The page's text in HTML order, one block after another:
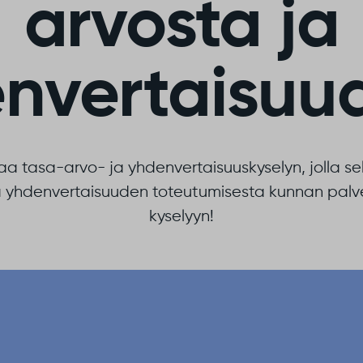
arvosta ja
tasa-arvo- ja yhdenvertaisuuskyselyn, jolla
toteutumisesta kunnan
kyselyyn!